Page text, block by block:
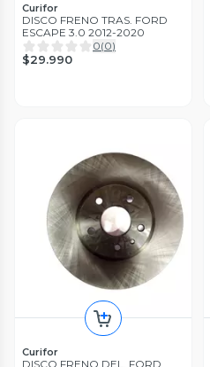
Curifor
DISCO FRENO TRAS. FORD
ESCAPE 3.0 2012-2020
0(0)
$29.990
Curifor
DISCO FRENO DEL. FORD